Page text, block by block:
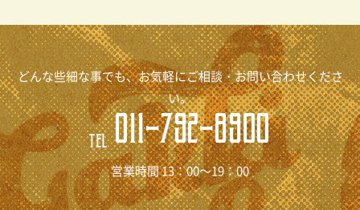
どんな些細な事でも、お気軽にご相談・お問い合わせくださ
い。
TEL 011-792-8900
営業時間 13：00～19：00